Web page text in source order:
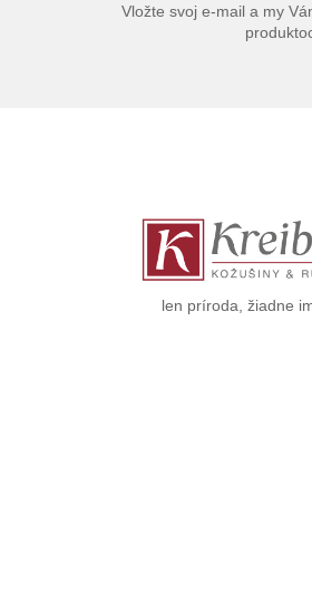
Vložte svoj e-mail a my
len príroda, žiadne